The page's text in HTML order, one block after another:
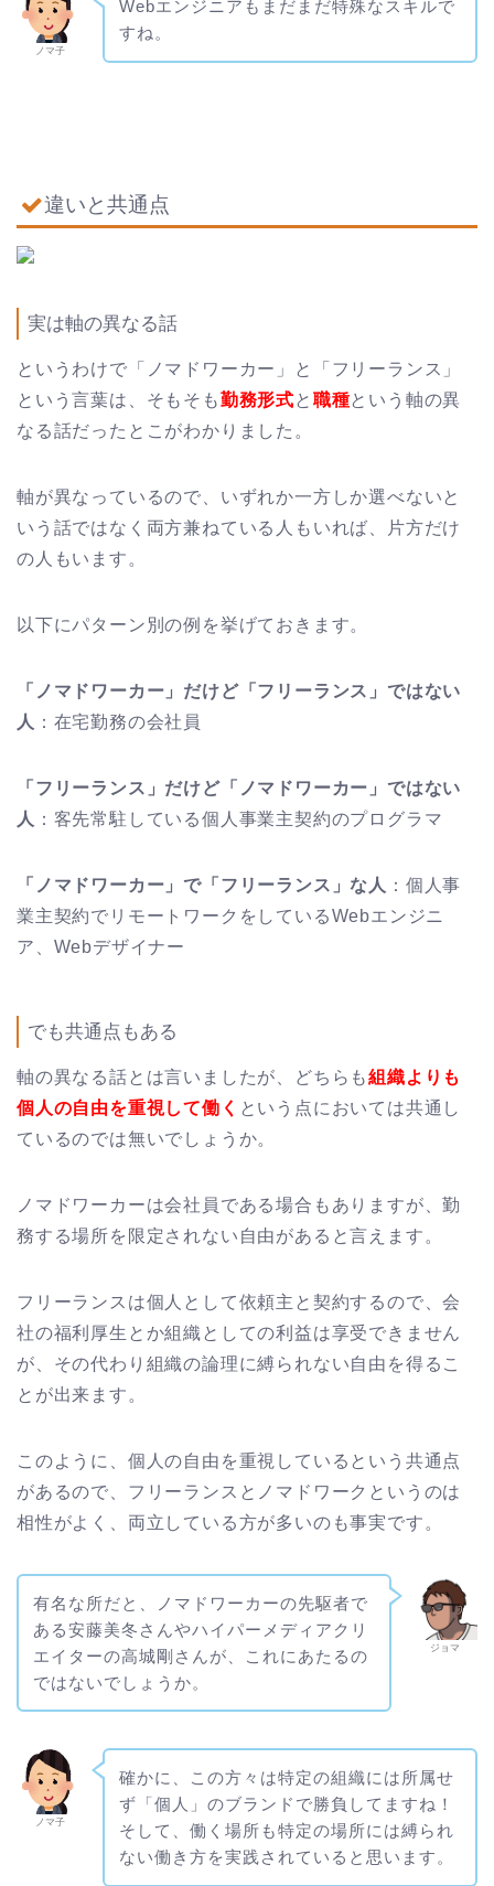
ノマ子
Webエンジニアもまだまだ特殊なスキルで
すね。
違いと共通点
実は軸の異なる話
というわけで「ノマドワーカー」と「フリーランス」
という言葉は、そもそも勤務形式 と 職種という軸の異
なる話だったとこがわかりました。
軸が異なっているので、いずれか一方しか選べないと
いう話ではなく両方兼ねている人もいれば、片方だけ
の人もいます。
以下にパターン別の例を挙げておきます。
「ノマドワーカー」だけど「フリーランス」ではない
人 ：在宅勤務の会社員
「フリーランス」だけど「ノマドワーカー」ではない
人 ：客先常駐している個人事業主契約のプログラマ
「ノマドワーカー」で「フリーランス」な人 ：個人事
業主契約でリモートワークをしているWebエンジニ
ア、Webデザイナー
でも共通点もある
軸の異なる話とは言いましたが、どちらも組織よりも
個人の自由を重視して働く という点においては共通し
ているのでは無いでしょうか。
ノマドワーカーは会社員である場合もありますが、勤
務する場所を限定されない自由があると言えます。
フリーランスは個人として依頼主と契約するので、会
社の福利厚生とか組織としての利益は享受できません
が、その代わり組織の論理に縛られない自由を得るこ
とが出来ます。
このように、個人の自由を重視しているという共通点
があるので、フリーランスとノマドワークというのは
相性がよく、両立している方が多いのも事実です。
ジョマ
有名な所だと、ノマドワーカーの先駆者で
ある安藤美冬さんやハイパーメディアクリ
エイターの高城剛さんが、これにあたるの
ではないでしょうか。
ノマ子
確かに、この方々は特定の組織には所属せ
ず「個人」のブランドで勝負してますね！
そして、働く場所も特定の場所には縛られ
ない働き方を実践されていると思います。